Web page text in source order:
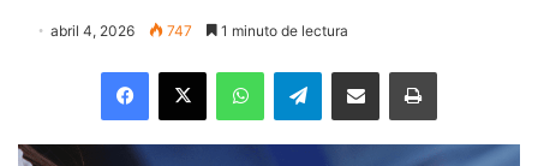
abril 4, 2026 747 1 minuto de lectura
Facebook
X WhatsAppTelegramEnviar vía email Imprimir